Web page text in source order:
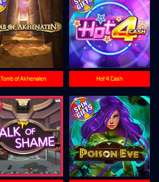
Tomb of Akhenaten Hot 4 Cash